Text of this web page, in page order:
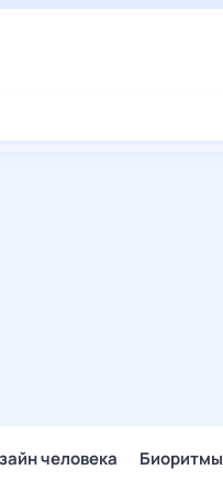
человека Биоритмы